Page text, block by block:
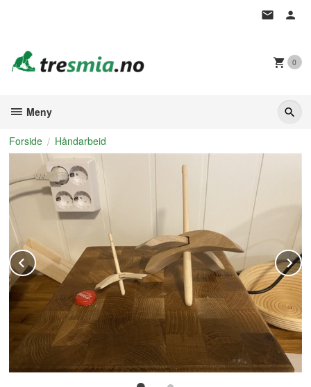
0
Meny
Forside Håndarbeid
Prev